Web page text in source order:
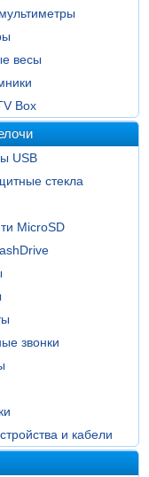
весы
Box
USB
стекла
MicroSD
звонки
и кабели